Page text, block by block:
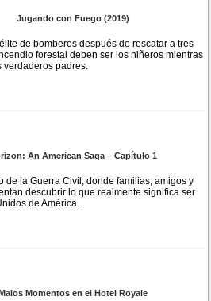
Jugando con Fuego (2019)
de bomberos después de rescatar a tres
forestal deben ser los niñeros mientras
verdaderos padres.
An American Saga – Capítulo 1
de la Guerra Civil, donde familias, amigos y
descubrir lo que realmente significa ser
de América.
Momentos en el Hotel Royale